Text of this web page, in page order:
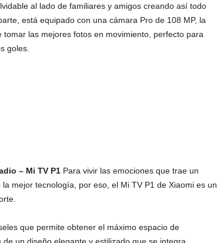
al lado de familiares y amigos creando así todo
está equipado con una cámara Pro de 108 MP, la
las mejores fotos en movimiento, perfecto para
goles.
– Mi TV P1 Para vivir las emociones que trae un
mejor tecnología, por eso, el Mi TV P1 de Xiaomi es un
que permite obtener el máximo espacio de